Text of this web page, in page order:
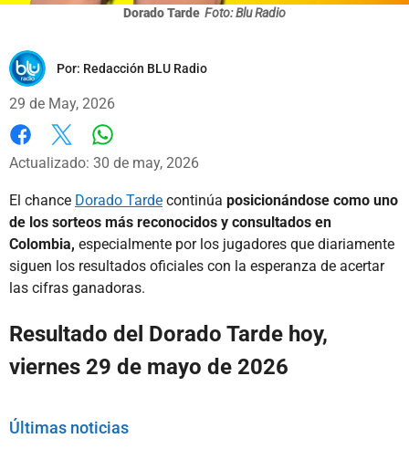
Dorado Tarde Foto: Blu Radio
Por: Redacción BLU Radio
29 de May, 2026
Facebook
X
Actualizado: 30 de may, 2026
El chance Dorado Tarde continúa posicionándose como uno
de los sorteos más reconocidos y consultados en
Colombia, especialmente por los jugadores que diariamente
siguen los resultados oficiales con la esperanza de acertar
las cifras ganadoras.
Resultado del Dorado Tarde hoy,
viernes 29 de mayo de 2026
Últimas noticias